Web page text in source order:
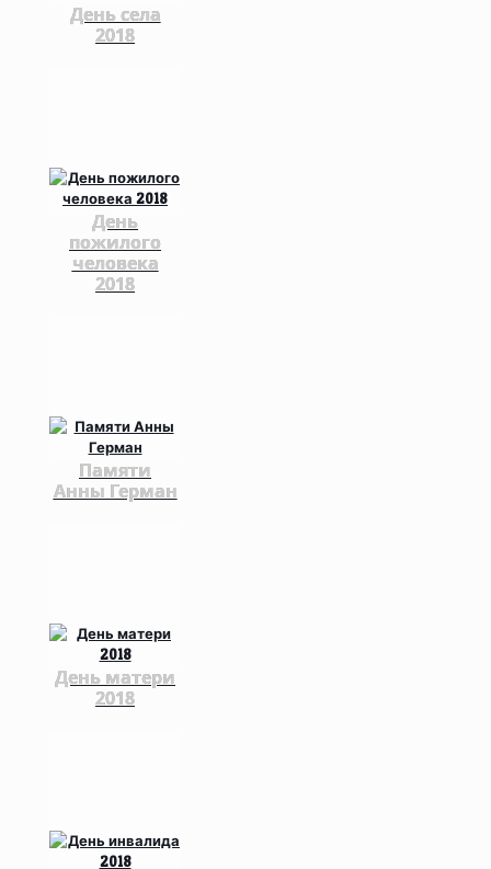
День села
2018
День
пожилого
человека
2018
Памяти
Анны Герман
День матери
2018